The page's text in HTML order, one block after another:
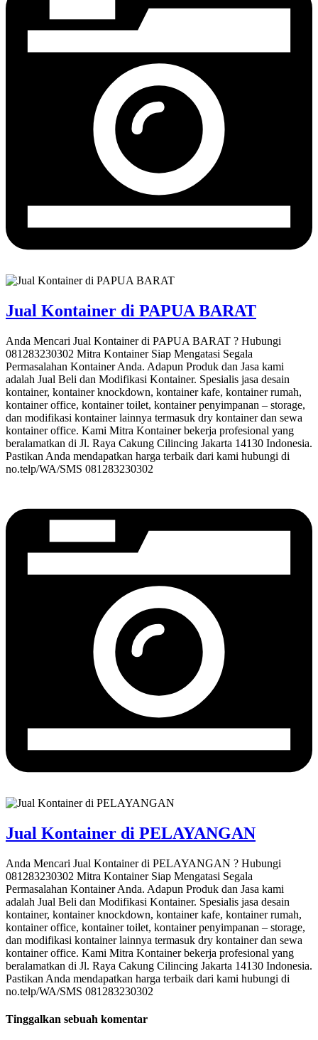
Jual Kontainer di PAPUA BARAT
Anda Mencari Jual Kontainer di PAPUA BARAT ? Hubungi
081283230302 Mitra Kontainer Siap Mengatasi Segala
Permasalahan Kontainer Anda. Adapun Produk dan Jasa kami
adalah Jual Beli dan Modifikasi Kontainer. Spesialis jasa desain
kontainer, kontainer knockdown, kontainer kafe, kontainer rumah,
kontainer office, kontainer toilet, kontainer penyimpanan – storage,
dan modifikasi kontainer lainnya termasuk dry kontainer dan sewa
kontainer office. Kami Mitra Kontainer bekerja profesional yang
beralamatkan di Jl. Raya Cakung Cilincing Jakarta 14130 Indonesia.
Pastikan Anda mendapatkan harga terbaik dari kami hubungi di
no.telp/WA/SMS 081283230302
Jual Kontainer di PELAYANGAN
Anda Mencari Jual Kontainer di PELAYANGAN ? Hubungi
081283230302 Mitra Kontainer Siap Mengatasi Segala
Permasalahan Kontainer Anda. Adapun Produk dan Jasa kami
adalah Jual Beli dan Modifikasi Kontainer. Spesialis jasa desain
kontainer, kontainer knockdown, kontainer kafe, kontainer rumah,
kontainer office, kontainer toilet, kontainer penyimpanan – storage,
dan modifikasi kontainer lainnya termasuk dry kontainer dan sewa
kontainer office. Kami Mitra Kontainer bekerja profesional yang
beralamatkan di Jl. Raya Cakung Cilincing Jakarta 14130 Indonesia.
Pastikan Anda mendapatkan harga terbaik dari kami hubungi di
no.telp/WA/SMS 081283230302
Tinggalkan sebuah komentar